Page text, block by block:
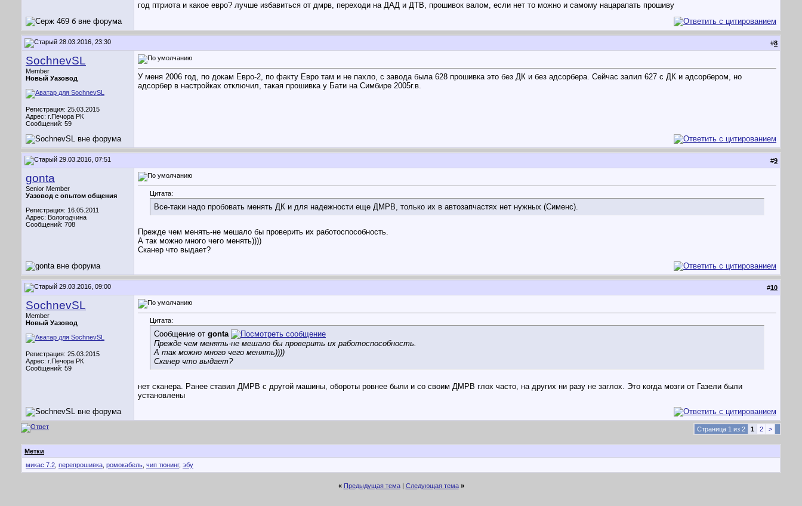
год птриота и какое евро? лучше избавиться от дмрв, переходи на ДАД и ДТВ, прошивок валом, если нет то можно и самому нацарапать прошиву
28.03.2016, 23:30 #8
SochnevSL
Member
Новый Уазовод
Регистрация: 25.03.2015
Адрес: г.Печора РК
Сообщений: 59
У меня 2006 год, по докам Евро-2, по факту Евро там и не пахло, с завода была 628 прошивка это без ДК и без адсорбера. Сейчас залил 627 с ДК и адсорбером, но
адсорбер в настройках отключил, такая прошивка у Бати на Симбире 2005г.в.
29.03.2016, 07:51 #9
gonta
Senior Member
Уазовод с опытом общения
Регистрация: 16.05.2011
Адрес: Вологодчина
Сообщений: 708
Цитата:
Все-таки надо пробовать менять ДК и для надежности еще ДМРВ, только их в автозапчастях нет нужных (Сименс).
Прежде чем менять-не мешало бы проверить их работоспособность.
А так можно много чего менять))))
Сканер что выдает?
29.03.2016, 09:00 #10
SochnevSL
Member
Новый Уазовод
Регистрация: 25.03.2015
Адрес: г.Печора РК
Сообщений: 59
Цитата:
Сообщение от gonta
Прежде чем менять-не мешало бы проверить их работоспособность.
А так можно много чего менять))))
Сканер что выдает?
нет сканера. Ранее ставил ДМРВ с другой машины, обороты ровнее были и со своим ДМРВ глох часто, на других ни разу не заглох. Это когда мозги от Газели были
установлены
Страница 1 из 2 1 2 >
Метки
микас 7.2 перепрошивка ромокабель чип тюнинг, эбу
« Предыдущая тема| Следующая тема »